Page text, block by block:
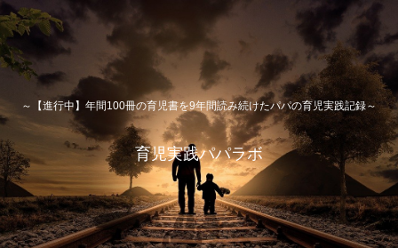
～【進行中】年間100冊の育児書を9年間読み続けたパパの育児実践記録～
育児実践パパラボ